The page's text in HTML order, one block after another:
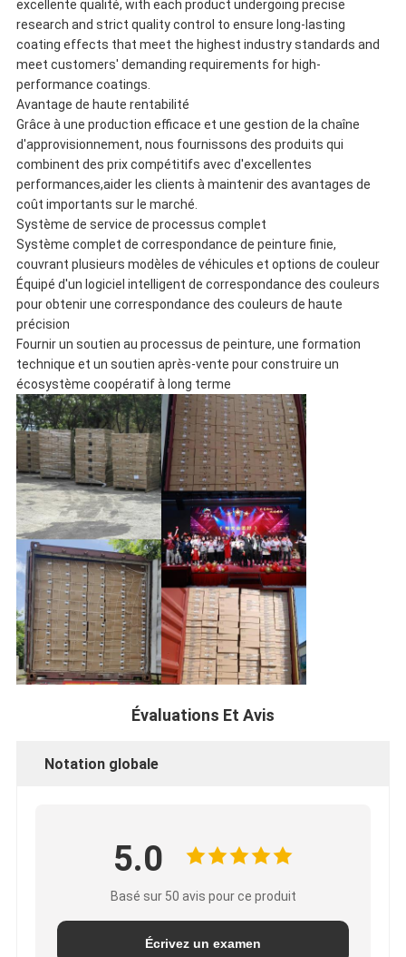
excellente qualité, with each product undergoing precise
research and strict quality control to ensure long-lasting
coating effects that meet the highest industry standards and
meet customers' demanding requirements for high-
performance coatings.
Avantage de haute rentabilité
Grâce à une production efficace et une gestion de la chaîne
d'approvisionnement, nous fournissons des produits qui
combinent des prix compétitifs avec d'excellentes
performances,aider les clients à maintenir des avantages de
coût importants sur le marché.
Système de service de processus complet
Système complet de correspondance de peinture finie,
couvrant plusieurs modèles de véhicules et options de couleur
Équipé d'un logiciel intelligent de correspondance des couleurs
pour obtenir une correspondance des couleurs de haute
précision
Fournir un soutien au processus de peinture, une formation
technique et un soutien après-vente pour construire un
écosystème coopératif à long terme
Évaluations Et Avis
Notation globale
5.0
Basé sur 50 avis pour ce produit
Écrivez un examen